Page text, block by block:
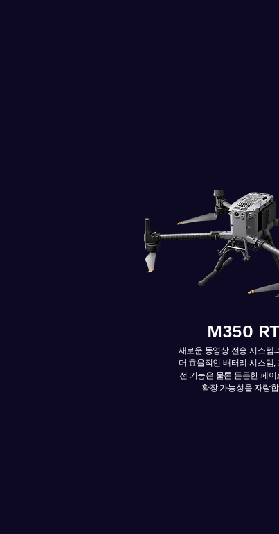
M350
새로운 동영상 전송 시스템
더 효율적인 배터리 시스템,
전 기능은 물론 든든한 페
확장 가능성을 자랑